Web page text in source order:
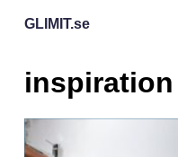
GLIMIT.se
inspiration